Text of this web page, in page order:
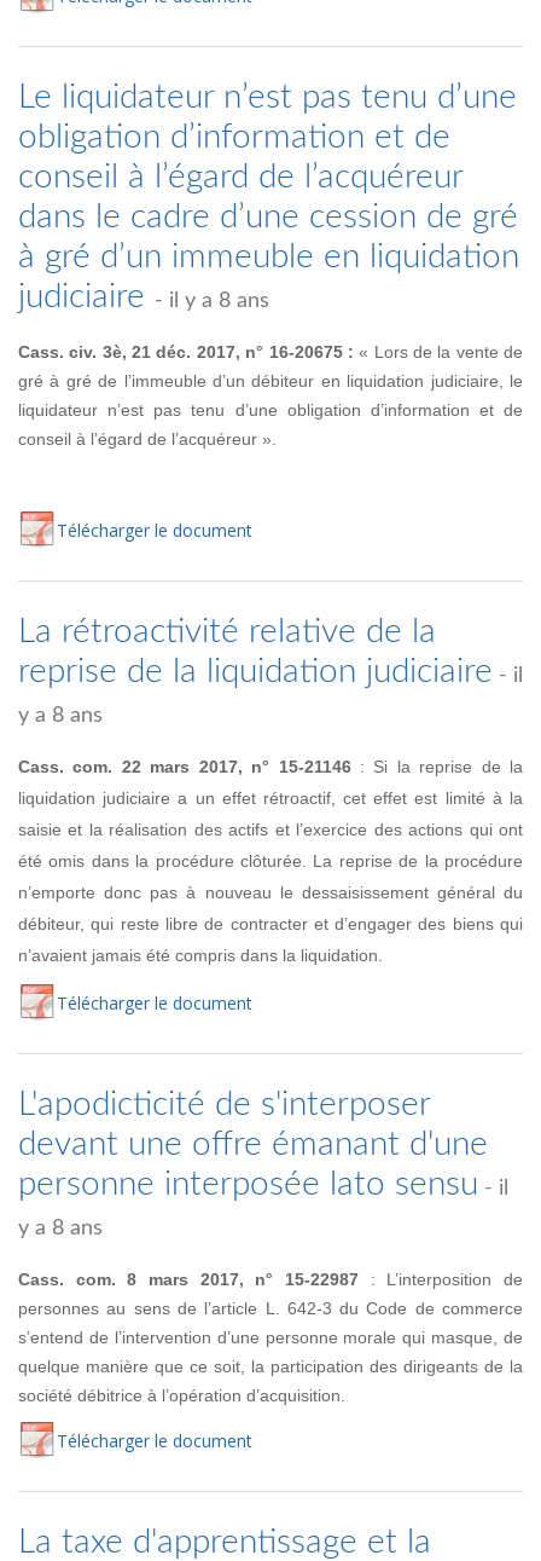
Le liquidateur n’est pas tenu d’une
obligation d’information et de
conseil à l’égard de l’acquéreur
dans le cadre d’une cession de gré
à gré d’un immeuble en liquidation
judiciaire - il y a 8 ans
Cass. civ. 3è, 21 déc. 2017, n° 16-20675 :« Lors de la vente de
gré à gré de l’immeuble d’un débiteur en liquidation judiciaire, le
liquidateur n’est pas tenu d’une obligation d’information et de
conseil à l’égard de l’acquéreur ».
Télécharger le document
La rétroactivité relative de la
reprise de la liquidation judiciaire - il
y a 8 ans
Cass. com. 22 mars 2017, n° 15-21146: Si la reprise de la
liquidation judiciaire a un effet rétroactif, cet effet est limité à la
saisie et la réalisation des actifs et l’exercice des actions qui ont
été omis dans la procédure clôturée. La reprise de la procédure
n’emporte donc pas à nouveau le dessaisissement général du
débiteur, qui reste libre de contracter et d’engager des biens qui
n’avaient jamais été compris dans la liquidation.
Télécharger le document
L'apodicticité de s'interposer
devant une offre émanant d'une
personne interposée lato sensu - il
y a 8 ans
Cass. com. 8 mars 2017, n° 15-22987 : L’interposition de
personnes au sens de l’article L. 642-3 du Code de commerce
s’entend de l’intervention d’une personne morale qui masque, de
quelque manière que ce soit, la participation des dirigeants de la
société débitrice à l’opération d’acquisition.
Télécharger le document
La taxe d'apprentissage et la